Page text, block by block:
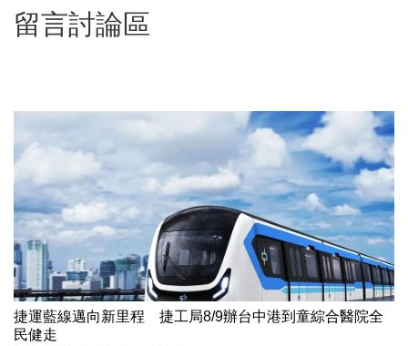
留言討論區
捷運藍線邁向新里程 捷工局8/9辦台中港到童綜合醫院全
民健走